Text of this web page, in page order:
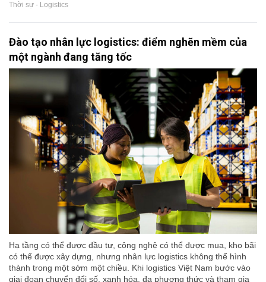
Thời sự - Logistics
Đào tạo nhân lực logistics: điểm nghẽn mềm của
một ngành đang tăng tốc
Hạ tầng có thể được đầu tư, công nghệ có thể được mua, kho bãi
có thể được xây dựng, nhưng nhân lực logistics không thể hình
thành trong một sớm một chiều. Khi logistics Việt Nam bước vào
giai đoạn chuyển đổi số, xanh hóa, đa phương thức và tham gia